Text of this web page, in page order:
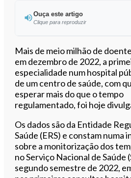
Ouça este artigo
Clique para reproduzir
Ouvir este
Mais de meio milhão de
em dezembro de 2022, a
especialidade num hospital
de um centro de saúde, com
esperar mais do que o tempo
regulamentado, foi hoje
Os dados são da Entidade
Saúde (ERS) e constam numa
sobre a monitorização dos
no Serviço Nacional de Saúde
segundo semestre de 2022,